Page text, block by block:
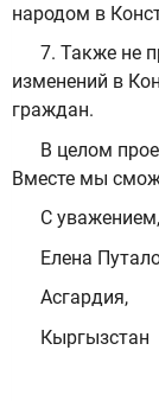
народом в
7. Также не
изменений в
граждан.
В целом
Вместе мы
С уважением,
Елена
Асгардия,
Кыргызстан